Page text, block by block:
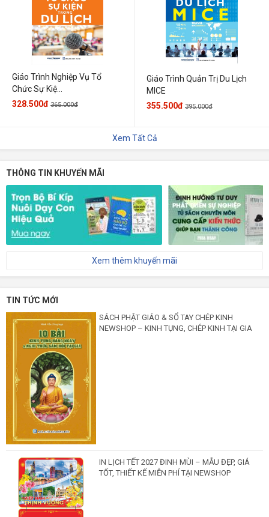
Giáo Trình Nghiệp Vụ Tổ
Chức Sự Kiệ...
328.500đ 365.000đ
Giáo Trình Quản Trị Du Lịch
MICE
355.500đ 395.000đ
Xem Tất Cả
THÔNG TIN KHUYẾN MÃI
Xem thêm khuyến mãi
TIN TỨC MỚI
SÁCH PHẬT GIÁO & SỔ TAY CHÉP KINH
NEWSHOP – KINH TỤNG, CHÉP KINH TẠI GIA
IN LỊCH TẾT 2027 ĐINH MÙI – MẪU ĐẸP, GIÁ
TỐT, THIẾT KẾ MIỄN PHÍ TẠI NEWSHOP